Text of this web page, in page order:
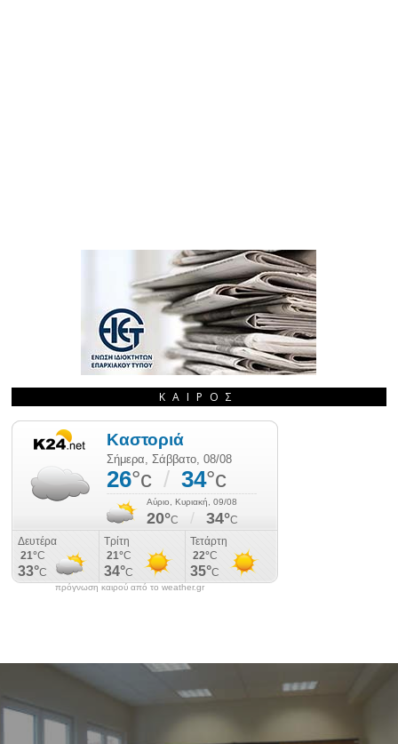
ΚΑΙΡΌΣ
πρόγνωση καιρού από το weather.gr